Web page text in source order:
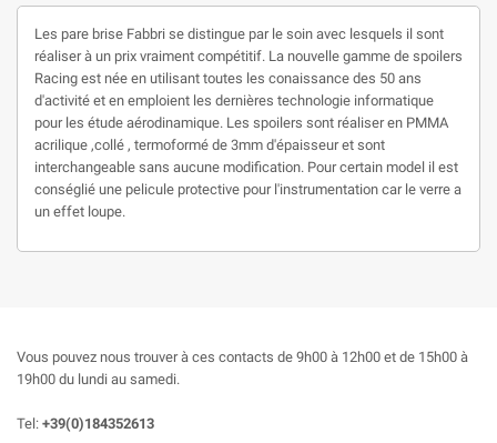
Les pare brise Fabbri se distingue par le soin avec lesquels il sont
réaliser à un prix vraiment compétitif. La nouvelle gamme de spoilers
Racing est née en utilisant toutes les conaissance des 50 ans
d'activité et en emploient les dernières technologie informatique
pour les étude aérodinamique. Les spoilers sont réaliser en PMMA
acrilique ,collé , termoformé de 3mm d'épaisseur et sont
interchangeable sans aucune modification. Pour certain model il est
conséglié une pelicule protective pour l'instrumentation car le verre a
un effet loupe.
Vous pouvez nous trouver à ces contacts de 9h00 à 12h00 et de 15h00 à
19h00 du lundi au samedi.
Tel: +39(0)184352613